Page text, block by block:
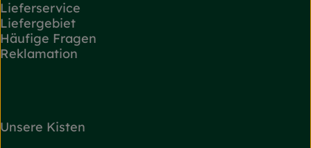
Lieferservice
Liefergebiet
Häufige Fragen
Reklamation
Unsere Kisten